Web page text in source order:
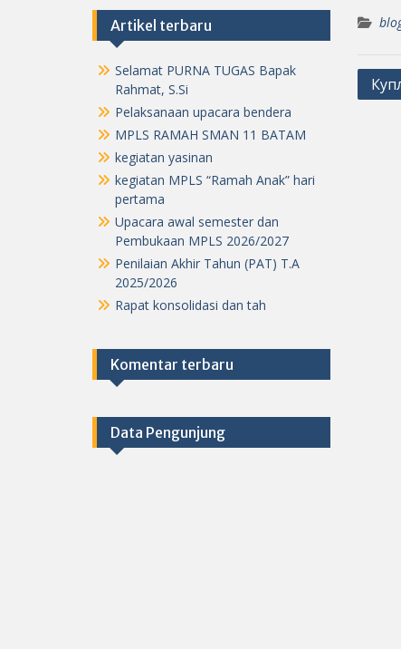
Post
Artikel terbaru
Selamat PURNA TUGAS Bapak
Rahmat, S.Si
Pelaksanaan upacara bendera
MPLS RAMAH SMAN 11 BATAM
kegiatan yasinan
kegiatan MPLS “Ramah Anak” hari
pertama
Upacara awal semester dan
Pembukaan MPLS 2026/2027
Penilaian Akhir Tahun (PAT) T.A
2025/2026
Rapat konsolidasi dan tah
Komentar terbaru
Data Pengunjung